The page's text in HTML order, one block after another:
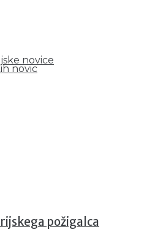
novice
novic
požigalca